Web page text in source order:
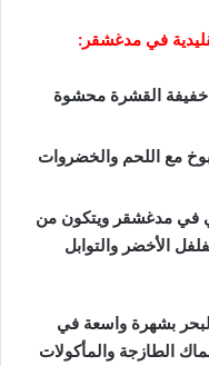
في مدغشقر:
القشرة محشوة
مع اللحم والخضروات
في مدغشقر ويتكون من
الأخضر والتوابل
بشهرة واسعة في
الطازجة والمأكولات